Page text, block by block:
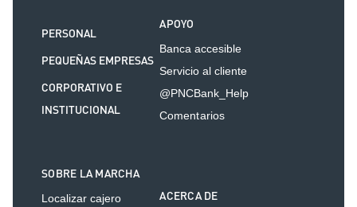
PERSONAL
PEQUEÑAS EMPRESAS
CORPORATIVO E
INSTITUCIONAL
APOYO
Banca accesible
Servicio al cliente
@PNCBank_Help
Comentarios
SOBRE LA MARCHA
Localizar cajero
ACERCA DE